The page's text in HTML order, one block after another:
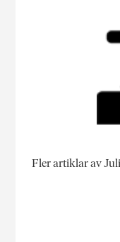
Fler artiklar av